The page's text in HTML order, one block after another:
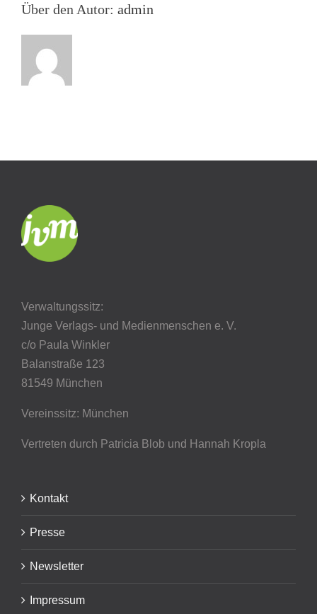
Über den Autor: admin
Verwaltungssitz:
Junge Verlags- und Medienmenschen e. V.
c/o Paula Winkler
Balanstraße 123
81549 München
Vereinssitz: München
Vertreten durch Patricia Blob und Hannah Kropla
Kontakt
Presse
Newsletter
Impressum